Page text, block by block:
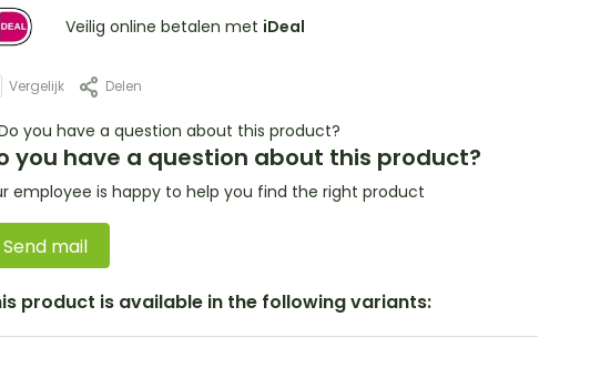
Veilig online betalen met iDeal
Vergelijk Delen
you have a question about this product?
employee is happy to help you find the right product
Send mail
product is available in the following variants: